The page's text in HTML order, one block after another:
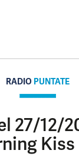
RADIO PUNTATE
27/12/
Kiss